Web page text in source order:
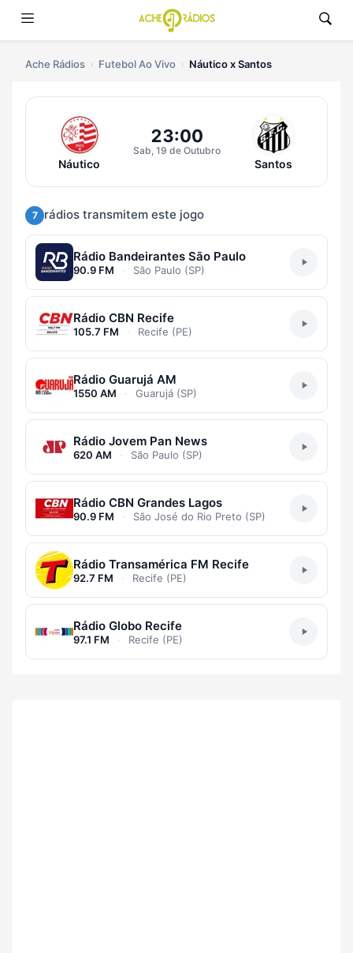
Ache Rádios Futebol Ao Vivo Náutico x Santos
Ouvir Náutico x Santos Ao Vivo
Náutico
23:00
Sab, 19 de Outubro
Santos
7 rádios transmitem este jogo
Rádio Bandeirantes São Paulo
90.9 FM · São Paulo (SP)
Rádio CBN Recife
105.7 FM · Recife (PE)
Rádio Guarujá AM
1550 AM · Guarujá (SP)
Rádio Jovem Pan News
620 AM · São Paulo (SP)
Rádio CBN Grandes Lagos
90.9 FM · São José do Rio Preto (SP)
Rádio Transamérica FM Recife
92.7 FM · Recife (PE)
Rádio Globo Recife
97.1 FM · Recife (PE)